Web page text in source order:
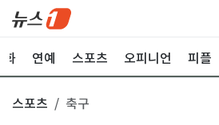
화 연예 스포츠 오피니언 피플
스포츠 축구